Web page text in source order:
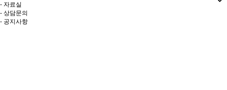
- 자료실
- 상담문의
- 공지사항